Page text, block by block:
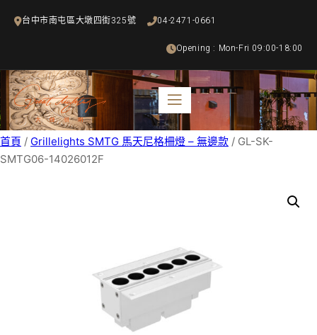
內
容
台中市南屯區大墩四街325號 04-2471-0661
Opening : Mon-Fri 09:00-18:00
首頁 / Grillelights SMTG 馬天尼格柵燈 – 無邊款 / GL-SK-
SMTG06-14026012F